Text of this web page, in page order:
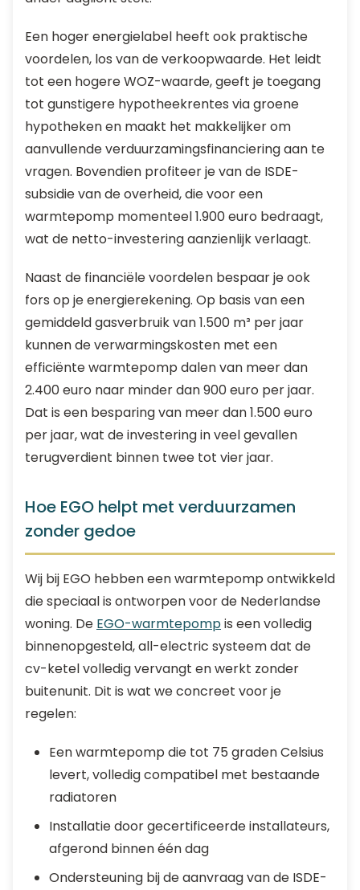
Een hoger energielabel heeft ook praktische
voordelen, los van de verkoopwaarde. Het leidt
tot een hogere WOZ-waarde, geeft je toegang
tot gunstigere hypotheekrentes via groene
hypotheken en maakt het makkelijker om
aanvullende verduurzamingsfinanciering aan te
vragen. Bovendien profiteer je van de ISDE-
subsidie van de overheid, die voor een
warmtepomp momenteel 1.900 euro bedraagt,
wat de netto-investering aanzienlijk verlaagt.
Naast de financiële voordelen bespaar je ook
fors op je energierekening. Op basis van een
gemiddeld gasverbruik van 1.500 m³ per jaar
kunnen de verwarmingskosten met een
efficiënte warmtepomp dalen van meer dan
2.400 euro naar minder dan 900 euro per jaar.
Dat is een besparing van meer dan 1.500 euro
per jaar, wat de investering in veel gevallen
terugverdient binnen twee tot vier jaar.
Hoe EGO helpt met verduurzamen
zonder gedoe
Wij bij EGO hebben een warmtepomp ontwikkeld
die speciaal is ontworpen voor de Nederlandse
woning. De EGO-warmtepompis een volledig
binnenopgesteld, all-electric systeem dat de
cv-ketel volledig vervangt en werkt zonder
buitenunit. Dit is wat we concreet voor je
regelen:
Een warmtepomp die tot 75 graden Celsius
levert, volledig compatibel met bestaande
radiatoren
Installatie door gecertificeerde installateurs,
afgerond binnen één dag
Ondersteuning bij de aanvraag van de ISDE-